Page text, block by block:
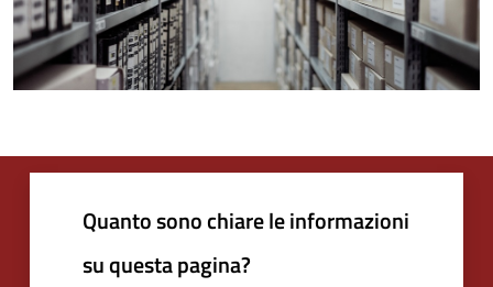
Quanto sono chiare le informazioni
su questa pagina?